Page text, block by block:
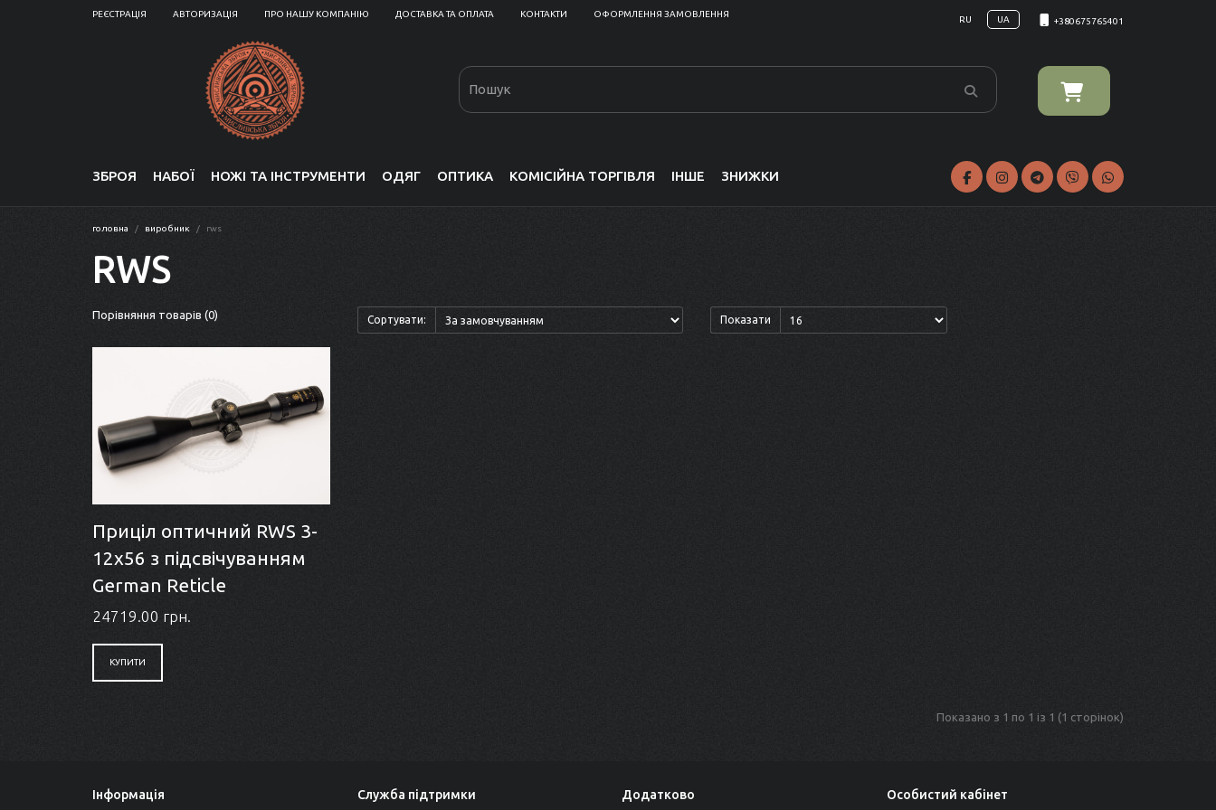
РЕЄСТРАЦІЯ АВТОРИЗАЦІЯ ПРО НАШУ КОМПАНІЮ ДОСТАВКА ТА ОПЛАТА КОНТАКТИ ОФОРМЛЕННЯ ЗАМОВЛЕННЯ
RU UA +380675765401
ЗБРОЯ НАБОЇ НОЖІ ТА ІНСТРУМЕНТИ ОДЯГ ОПТИКА КОМІСІЙНА ТОРГІВЛЯ ІНШЕ ЗНИЖКИ
головна виробник rws
RWS
Порівняння товарів (0) Сортувати: Показати
Приціл оптичний RWS 3-
12x56 з підсвічуванням
German Reticle
24719.00 грн.
КУПИТИ
Показано з 1 по 1 із 1 (1 сторінок)
Інформація Служба підтримки Додатково Особистий кабінет